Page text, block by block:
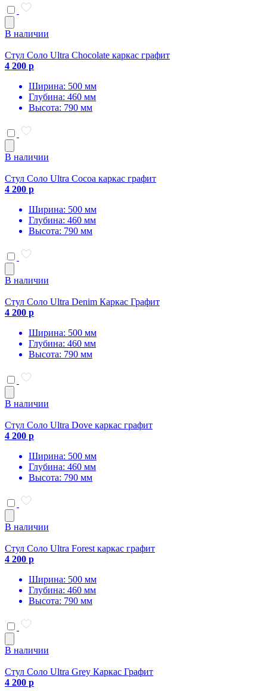
В наличии
Стул Соло Ultra Chocolate каркас графит
4 200 р
Ширина: 500 мм
Глубина: 460 мм
Высота: 790 мм
В наличии
Стул Соло Ultra Cocoa каркас графит
4 200 р
Ширина: 500 мм
Глубина: 460 мм
Высота: 790 мм
В наличии
Стул Соло Ultra Denim Каркас Графит
4 200 р
Ширина: 500 мм
Глубина: 460 мм
Высота: 790 мм
В наличии
Стул Соло Ultra Dove каркас графит
4 200 р
Ширина: 500 мм
Глубина: 460 мм
Высота: 790 мм
В наличии
Стул Соло Ultra Forest каркас графит
4 200 р
Ширина: 500 мм
Глубина: 460 мм
Высота: 790 мм
В наличии
Стул Соло Ultra Grey Каркас Графит
4 200 р